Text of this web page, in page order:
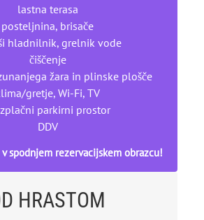
lastna terasa
posteljnina, brisače
hladnilnik, grelnik vode
čiščenje
žara in plinske plošče
gretje, Wi-Fi, TV
parkirni prostor
DDV
spodnjem rezervacijskem obrazcu!
HRASTOM